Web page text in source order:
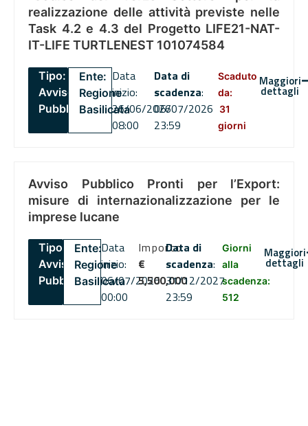
realizzazione delle attività previste nelle
Task 4.2 e 4.3 del Progetto LIFE21-NAT-
IT-LIFE TURTLENEST 101074584
Tipo:
Avviso
Pubblico
Ente:
Regione
Basilicata
Data
inizio:
26/06/2026
08:00
Data di
scadenza:
06/07/2026
23:59
Scaduto
da:
31
giorni
Maggiori
dettagli
Avviso Pubblico Pronti per l’Export:
misure di internazionalizzazione per le
imprese lucane
Tipo:
Avviso
Pubblico
Ente:
Regione
Basilicata
Data
inizio:
06/07/2026
00:00
Importo
€
5,500,000
Data di
scadenza:
31/12/2027
23:59
Giorni
alla
scadenza:
512
Maggiori
dettagli